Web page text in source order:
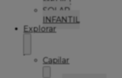
SOLAR
INFANTIL
Explorar
Capilar